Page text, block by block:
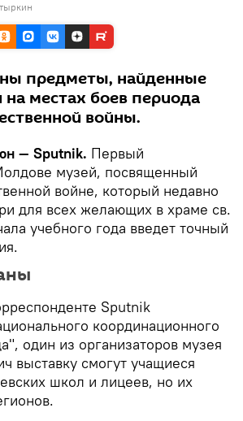
предметы, найденные
местах боев периода
войны.
— Sputnik. Первый
музей, посвященный
войне, который недавно
для всех желающих в храме св.
учебного года введет точный
Sputnik
координационного
один из организаторов музея
выставку смогут учащиеся
школ и лицеев, но их